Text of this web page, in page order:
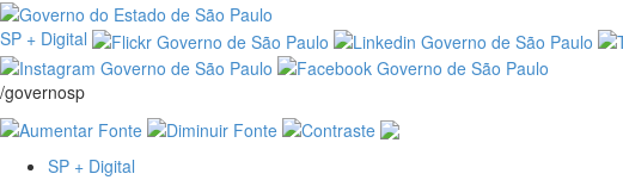
SP + Digital
/governosp
SP + Digital